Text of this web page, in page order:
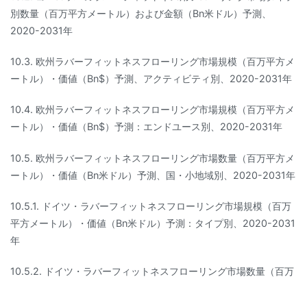
別数量（百万平方メートル）および金額（Bn米ドル）予測、
2020-2031年
10.3. 欧州ラバーフィットネスフローリング市場規模（百万平方メ
ートル）・価値（Bn$）予測、アクティビティ別、2020-2031年
10.4. 欧州ラバーフィットネスフローリング市場規模（百万平方メ
ートル）・価値（Bn$）予測：エンドユース別、2020-2031年
10.5. 欧州ラバーフィットネスフローリング市場数量（百万平方メ
ートル）・価値（Bn米ドル）予測、国・小地域別、2020-2031年
10.5.1. ドイツ・ラバーフィットネスフローリング市場規模（百万
平方メートル）・価値（Bn米ドル）予測：タイプ別、2020-2031
年
10.5.2. ドイツ・ラバーフィットネスフローリング市場数量（百万